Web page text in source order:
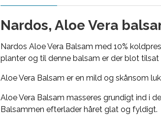
Nardos, Aloe Vera
Nardos Aloe Vera Balsam med 10%
planter og til denne balsam er der blot
Aloe Vera Balsam er en mild og skånsom
Aloe Vera Balsam masseres grundigt ind i
Balsammen efterlader håret glat og fyldigt.